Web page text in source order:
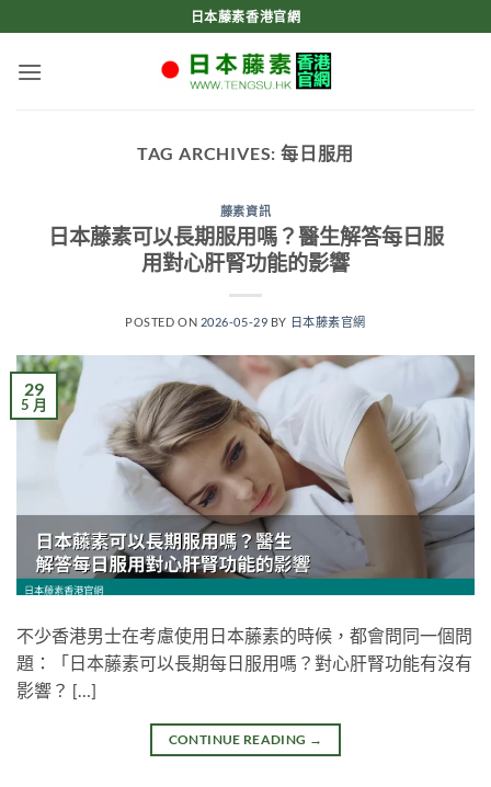
to
content
日本藤素香港官網
TAG ARCHIVES: 每日服用
藤素資訊
日本藤素可以長期服用嗎？醫生解答每日服
用對心肝腎功能的影響
POSTED ON 2026-05-29 BY 日本藤素官網
29
5 月
不少香港男士在考慮使用日本藤素的時候，都會問同一個問
題：「日本藤素可以長期每日服用嗎？對心肝腎功能有沒有
影響？ […]
CONTINUE READING →